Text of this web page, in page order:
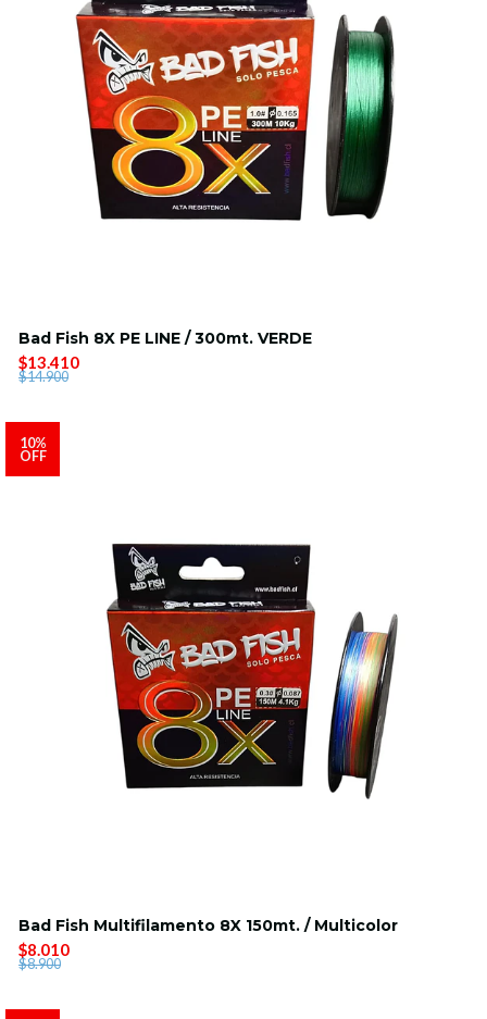
Bad Fish 8X PE LINE / 300mt. VERDE
$13.410
$14.900
10%
OFF
Bad Fish Multifilamento 8X 150mt. / Multicolor
$8.010
$8.900